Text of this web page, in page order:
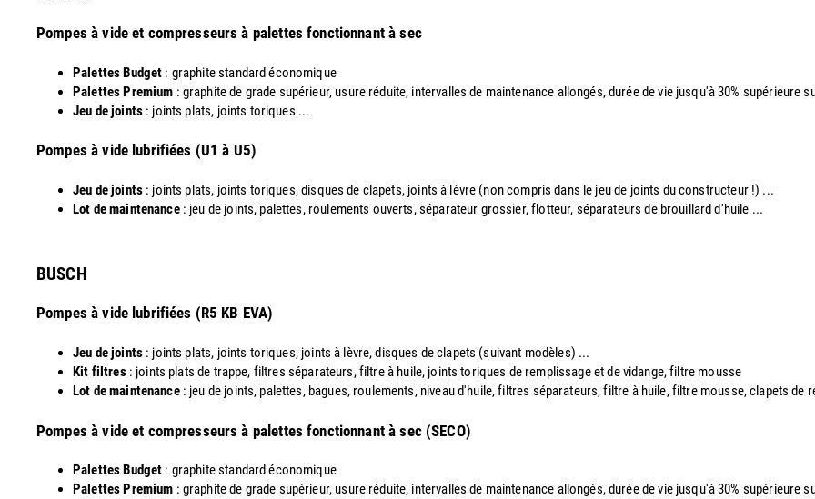
Pompes à vide et compresseurs à palettes fonctionnant à sec
Palettes Budget : graphite standard économique
Palettes Premium : graphite de grade supérieur, usure réduite, intervalles de maintenance allongés, durée de vie jusqu'à 30% supérieure
Jeu de joints: joints plats, joints toriques ...
​Pompes à vide lubrifiées (U1 à U5)
Jeu de joints: joints plats, joints toriques, disques de clapets, joints à lèvre (non compris dans le jeu de joints du constructeur !) ...
Lot de maintenance: jeu de joints, palettes, roulements ouverts, séparateur grossier, flotteur, séparateurs de brouillard d'huile ...
​BUSCH
Pompes à vide lubrifiées (R5 KB EVA)
Jeu de joints : joints plats, joints toriques, joints à lèvre, disques de clapets (suivant modèles) ...
Kit filtres: joints plats de trappe, filtres séparateurs, filtre à huile, joints toriques de remplissage et de vidange, filtre mousse
Lot de maintenance: jeu de joints, palettes, bagues, roulements, niveau d'huile, filtres séparateurs, filtre à huile, filtre mousse, clapets de
​Pompes à vide et compresseurs à palettes fonctionnant à sec (SECO)
Palettes Budget : graphite standard économique
Palettes Premium : graphite de grade supérieur, usure réduite, intervalles de maintenance allongés, durée de vie jusqu'à 30% supérieure